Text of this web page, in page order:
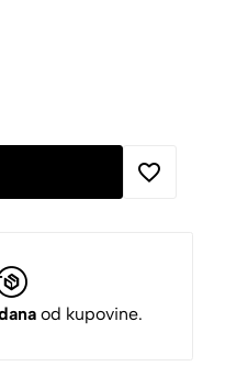
od kupovine.